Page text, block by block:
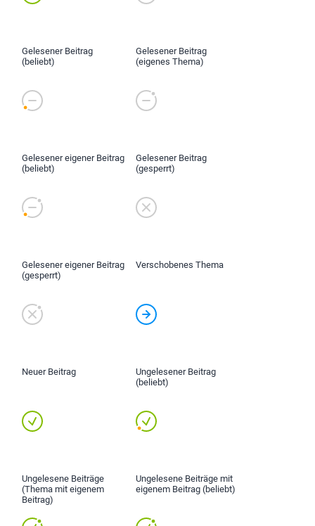
Gelesener Beitrag
(beliebt)
Gelesener Beitrag
(eigenes Thema)
Gelesener eigener Beitrag
(beliebt)
Gelesener Beitrag
(gesperrt)
Gelesener eigener Beitrag
(gesperrt)
Verschobenes Thema
Neuer Beitrag
Ungelesener Beitrag
(beliebt)
Ungelesene Beiträge
(Thema mit eigenem
Beitrag)
Ungelesene Beiträge mit
eigenem Beitrag (beliebt)